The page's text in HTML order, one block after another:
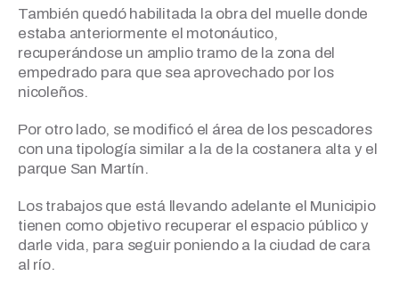
También quedó habilitada la obra del muelle donde
estaba anteriormente el motonáutico,
recuperándose un amplio tramo de la zona del
empedrado para que sea aprovechado por los
nicoleños.
Por otro lado, se modificó el área de los pescadores
con una tipología similar a la de la costanera alta y el
parque San Martín.
Los trabajos que está llevando adelante el Municipio
tienen como objetivo recuperar el espacio público y
darle vida, para seguir poniendo a la ciudad de cara
al río.